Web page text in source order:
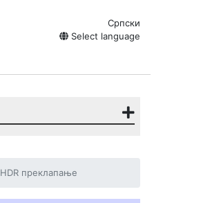
Српски
Select language
HDR преклапање